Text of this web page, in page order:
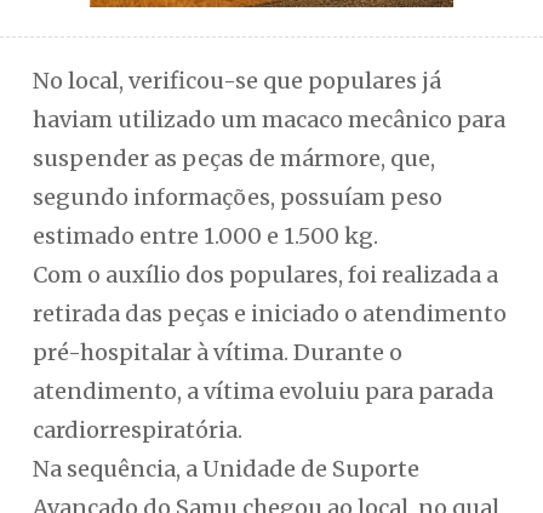
No local, verificou-se que populares já
haviam utilizado um macaco mecânico para
suspender as peças de mármore, que,
segundo informações, possuíam peso
estimado entre 1.000 e 1.500 kg.
Com o auxílio dos populares, foi realizada a
retirada das peças e iniciado o atendimento
pré-hospitalar à vítima. Durante o
atendimento, a vítima evoluiu para parada
cardiorrespiratória.
Na sequência, a Unidade de Suporte